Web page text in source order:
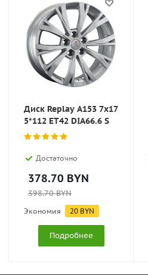
Диск Replay A153 7x17
5*112 ET42 DIA66.6 S
Достаточно
378.70 BYN
398.70BYN
Экономия 20 BYN
Подробнее